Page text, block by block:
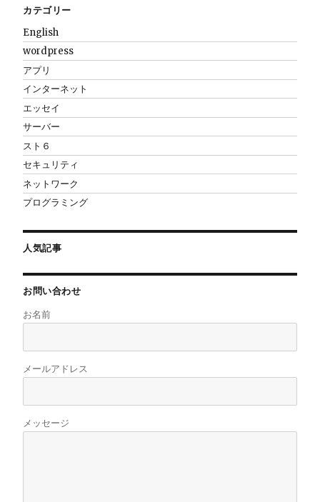
カテゴリー
English
wordpress
アプリ
インターネット
エッセイ
サーバー
スト６
セキュリティ
ネットワーク
プログラミング
人気記事
お問い合わせ
お名前
メールアドレス
メッセージ